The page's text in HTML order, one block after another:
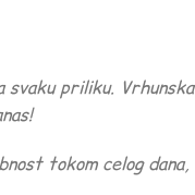
svaku priliku. Vrhunska
tokom celog dana,